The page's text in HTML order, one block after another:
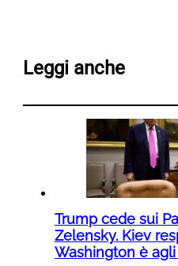
Leggi anche
Trump cede sui
Zelensky. Kiev
Washington è